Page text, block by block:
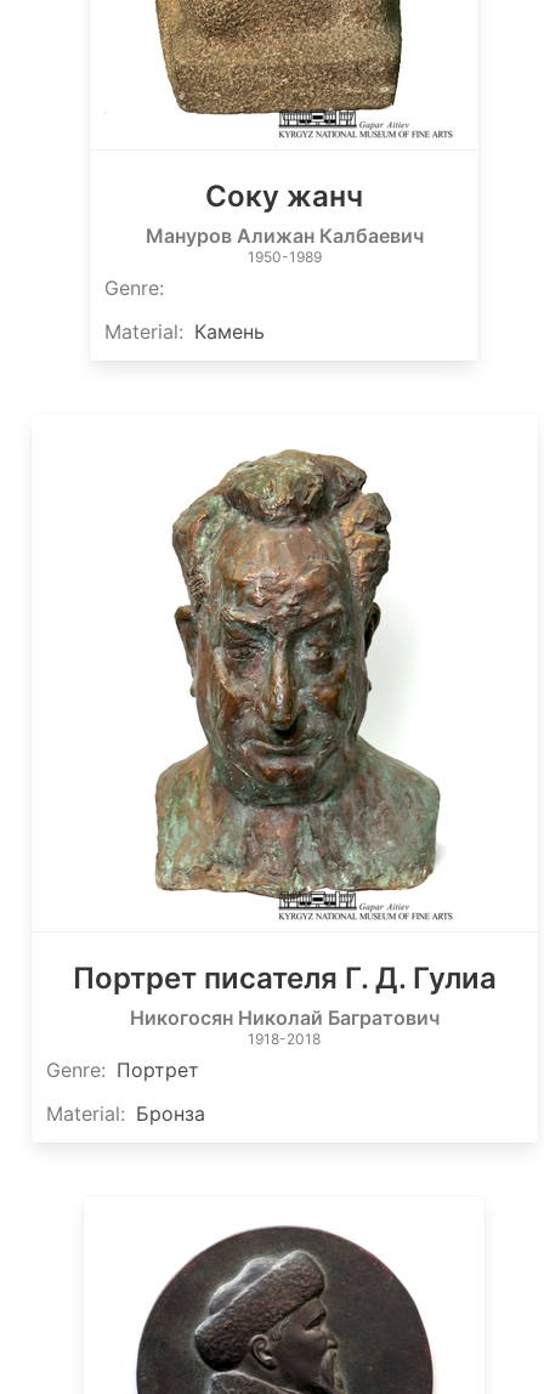
Соку жанч
Мануров Алижан Калбаевич
1950-1989
Genre:
Material: Камень
Портрет писателя Г. Д. Гулиа
Никогосян Николай Багратович
1918-2018
Genre: Портрет
Material: Бронза